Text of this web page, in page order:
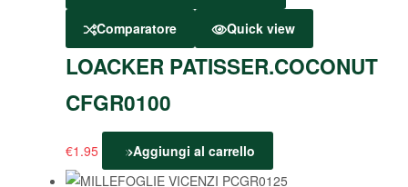
Comparatore Quick view
LOACKER PATISSER.COCONUT
CFGR0100
€1.95 Aggiungi al carrello